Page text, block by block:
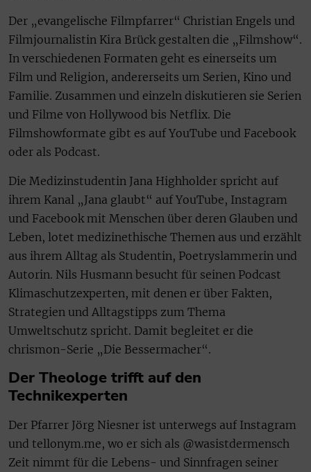
Der „evangelische Filmpfarrer“ Christian Engels und
Filmjournalistin Kira Brück gestalten die „Filmshow“.
In verschiedenen Formaten geht es einerseits um
Film und Religion, andererseits um Serien, Kino und
Familie. Zusammen und einzeln diskutieren sie Serien
und Filme von Hollywood bis Netflix. Die
Filmshowformate gibt es auf YouTube und Facebook
oder als Podcast.
Die Medizinstudentin Jana Highholder spricht auf
ihrem Kanal „Jana glaubt“ auf YouTube, Instagram
und Facebook mit Menschen über deren Glauben und
Leben, lotet medizinethische Themen aus und erzählt
aus ihrem Alltag als Studentin, Poetryslammerin und
Autorin. Nils Husmann besucht für seinen Podcast
Klimaschutzexperten, mit denen er über Fakten,
Strategien und Alltagstipps zum Thema
Umweltschutz spricht. Damit begleitet er die
chrismon-Serie „Die Bessermacher“.
Der Theologe trifft auf den
Technikexperten
Der Pfarrer Jörg Niesner ist unterwegs auf Instagram
und tellonym.me, wo er sich als @wasistdermensch
Zeit nimmt für die Lebens- und Sinnfragen seiner